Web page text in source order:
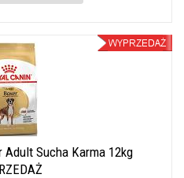
Adult Sucha Karma 12kg